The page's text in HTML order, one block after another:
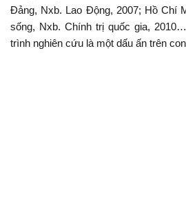
Đảng, Nxb. Lao Động, 2007; Hồ Chí
sống, Nxb. Chính trị quốc gia,
trình nghiên cứu là một dấu ấn trên